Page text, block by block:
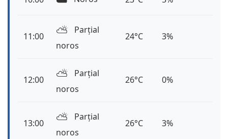
11:00 ⛅️
Parțial
noros
24°C 3%
12:00 ⛅️
Parțial
noros
26°C 0%
13:00 ⛅️
Parțial
noros
26°C 3%